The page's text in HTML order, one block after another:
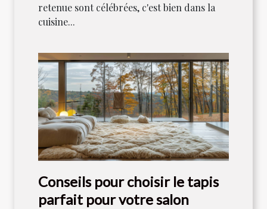
retenue sont célébrées, c'est bien dans la
cuisine...
Conseils pour choisir le tapis
parfait pour votre salon